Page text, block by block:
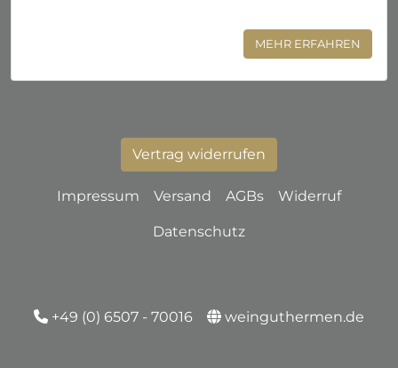
MEHR ERFAHREN
Vertrag widerrufen
Impressum Versand AGBs Widerruf
Datenschutz
+49 (0) 6507 - 70016 weinguthermen.de